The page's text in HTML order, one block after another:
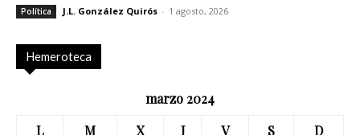
Política J.L. González Quirós - 1 agosto, 2026
Hemeroteca
marzo 2024
L
M X J V S
D